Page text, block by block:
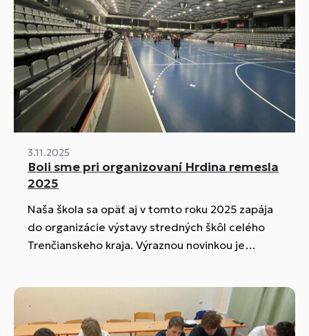
3.11.2025
Boli sme pri organizovaní Hrdina remesla
2025
Naša škola sa opäť aj v tomto roku 2025 zapája
do organizácie výstavy stredných škôl celého
Trenčianskeho kraja. Výraznou novinkou je